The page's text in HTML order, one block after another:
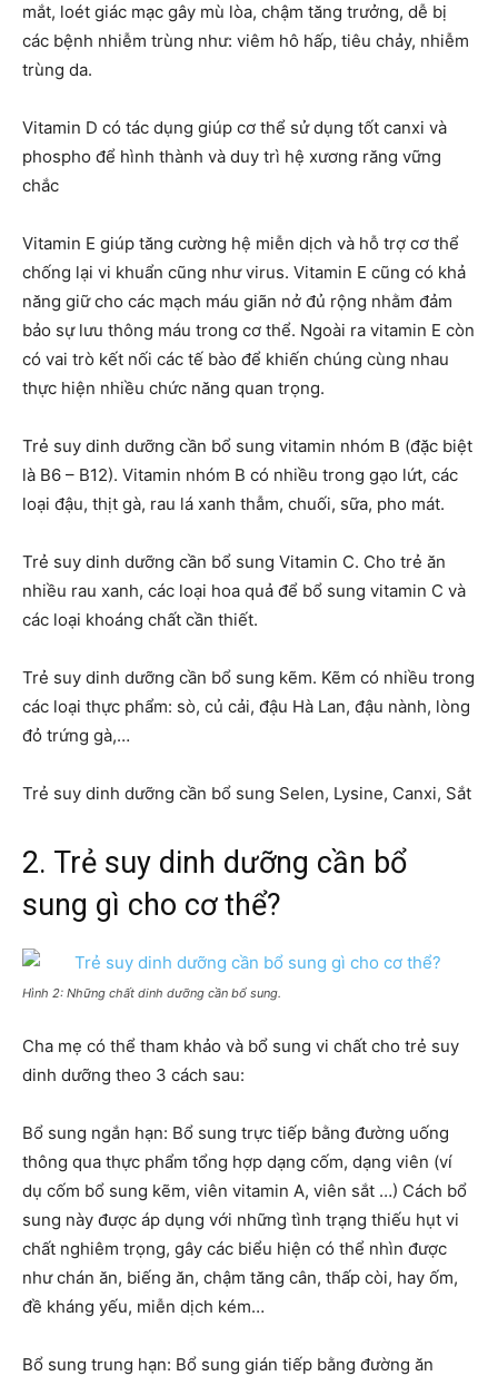
mắt, loét giác mạc gây mù lòa, chậm tăng trưởng, dễ bị
các bệnh nhiễm trùng như: viêm hô hấp, tiêu chảy, nhiễm
trùng da.
Vitamin D có tác dụng giúp cơ thể sử dụng tốt canxi và
phospho để hình thành và duy trì hệ xương răng vững
chắc
Vitamin E giúp tăng cường hệ miễn dịch và hỗ trợ cơ thể
chống lại vi khuẩn cũng như virus. Vitamin E cũng có khả
năng giữ cho các mạch máu giãn nở đủ rộng nhằm đảm
bảo sự lưu thông máu trong cơ thể. Ngoài ra vitamin E còn
có vai trò kết nối các tế bào để khiến chúng cùng nhau
thực hiện nhiều chức năng quan trọng.
Trẻ suy dinh dưỡng cần bổ sung vitamin nhóm B (đặc biệt
là B6 – B12). Vitamin nhóm B có nhiều trong gạo lứt, các
loại đậu, thịt gà, rau lá xanh thẫm, chuối, sữa, pho mát.
Trẻ suy dinh dưỡng cần bổ sung Vitamin C. Cho trẻ ăn
nhiều rau xanh, các loại hoa quả để bổ sung vitamin C và
các loại khoáng chất cần thiết.
Trẻ suy dinh dưỡng cần bổ sung kẽm. Kẽm có nhiều trong
các loại thực phẩm: sò, củ cải, đậu Hà Lan, đậu nành, lòng
đỏ trứng gà,…
Trẻ suy dinh dưỡng cần bổ sung Selen, Lysine, Canxi, Sắt
2. Trẻ suy dinh dưỡng cần bổ
sung gì cho cơ thể?
Hình 2: Những chất dinh dưỡng cần bổ sung.
Cha mẹ có thể tham khảo và bổ sung vi chất cho trẻ suy
dinh dưỡng theo 3 cách sau:
Bổ sung ngắn hạn: Bổ sung trực tiếp bằng đường uống
thông qua thực phẩm tổng hợp dạng cốm, dạng viên (ví
dụ cốm bổ sung kẽm, viên vitamin A, viên sắt …) Cách bổ
sung này được áp dụng với những tình trạng thiếu hụt vi
chất nghiêm trọng, gây các biểu hiện có thể nhìn được
như chán ăn, biếng ăn, chậm tăng cân, thấp còi, hay ốm,
đề kháng yếu, miễn dịch kém…
Bổ sung trung hạn: Bổ sung gián tiếp bằng đường ăn